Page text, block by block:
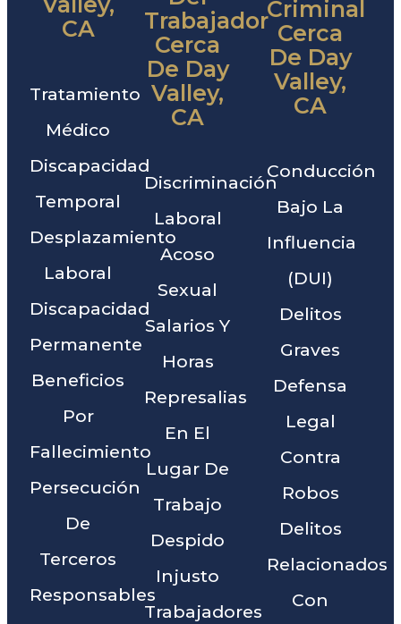
CA
Tratamiento
Médico
Discapacidad
Temporal
Desplazamiento
Laboral
Discapacidad
Permanente
Beneficios
Por
Fallecimiento
Persecución
De
Terceros
Responsables
Trabajador
Cerca
De Day
Valley,
CA
Discriminación
Laboral
Acoso
Sexual
Salarios Y
Horas
Represalias
En El
Lugar De
Trabajo
Despido
Injusto
Trabajadores
Criminal
Cerca
De Day
Valley,
CA
Conducción
Bajo La
Influencia
(DUI)
Delitos
Graves
Defensa
Legal
Contra
Robos
Delitos
Relacionados
Con